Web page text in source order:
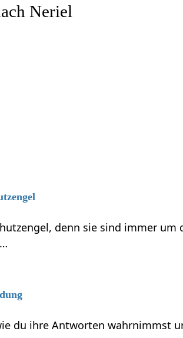
Neriel
denn sie sind immer
du ihre Antworten wahrnimmst